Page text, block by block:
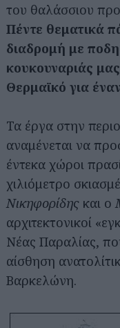
του θαλάσσιου
Πέντε θεματικά
διαδρομή με
κουκουναριάς
Θερμαϊκό για
Τα έργα στην
αναμένεται να
έντεκα χώροι
χιλιόμετρο
Νικηφορίδης και ο
αρχιτεκτονικοί
Νέας Παραλίας,
αίσθηση
Βαρκελώνη.